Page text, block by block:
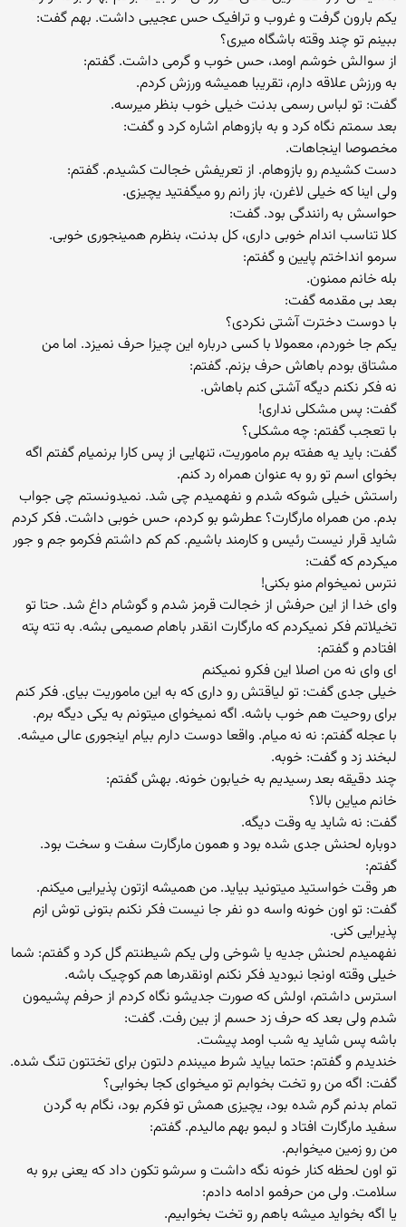
یکم بارون گرفت و غروب و ترافیک حس عجیبی داشت. بهم گفت:
ببینم تو چند وقته باشگاه میری؟
از سوالش خوشم اومد، حس خوب و گرمی داشت. گفتم:
به ورزش علاقه دارم، تقریبا همیشه ورزش کردم.
گفت: تو لباس رسمی بدنت خیلی خوب بنظر میرسه.
بعد سمتم نگاه کرد و به بازوهام اشاره کرد و گفت:
مخصوصا اینجاهات.
دست کشیدم رو بازوهام. از تعریفش خجالت کشیدم. گفتم:
ولی اینا که خیلی لاغرن، باز رانم رو میگفتید یچیزی.
حواسش به رانندگی بود. گفت:
کلا تناسب اندام خوبی داری، کل بدنت، بنظرم همینجوری خوبی.
سرمو انداختم پایین و گفتم:
بله خانم ممنون.
بعد بی مقدمه گفت:
با دوست دخترت آشتی نکردی؟
یکم جا خوردم، معمولا با کسی درباره این چیزا حرف نمیزد. اما من
مشتاق بودم باهاش حرف بزنم. گفتم:
نه فکر نکنم دیگه آشتی کنم باهاش.
گفت: پس مشکلی نداری!
با تعجب گفتم: چه مشکلی؟
گفت: باید یه هفته برم ماموریت، تنهایی از پس کارا برنمیام گفتم اگه
بخوای اسم تو رو به عنوان همراه رد کنم.
راستش خیلی شوکه شدم و نفهمیدم چی شد. نمیدونستم چی جواب
بدم. من همراه مارگارت؟ عطرشو بو کردم، حس خوبی داشت. فکر کردم
شاید قرار نیست رئیس و کارمند باشیم. کم کم داشتم فکرمو جم و جور
میکردم که گفت:
نترس نمیخوام منو بکنی!
وای خدا از این حرفش از خجالت قرمز شدم و گوشام داغ شد. حتا تو
تخیلاتم فکر نمیکردم که مارگارت انقدر باهام صمیمی بشه. به تته پته
افتادم و گفتم:
ای وای نه من اصلا این فکرو نمیکنم
خیلی جدی گفت: تو لیاقتش رو داری که به این ماموریت بیای. فکر کنم
برای روحیت هم خوب باشه. اگه نمیخوای میتونم به یکی دیگه برم.
با عجله گفتم: نه نه میام. واقعا دوست دارم بیام اینجوری عالی میشه.
لبخند زد و گفت: خوبه.
چند دقیقه بعد رسیدیم به خیابون خونه‌. بهش گفتم:
خانم میاین بالا؟
گفت: نه شاید یه وقت دیگه.
دوباره لحنش جدی شده بود و همون مارگارت سفت و سخت بود.
گفتم:
هر وقت خواستید میتونید بیاید. من همیشه ازتون پذیرایی میکنم.
گفت: تو اون خونه واسه دو نفر جا نیست فکر نکنم بتونی توش ازم
پذیرایی کنی.
نفهمیدم لحنش جدیه یا شوخی ولی یکم شیطنتم گل کرد و گفتم: شما
خیلی وقته اونجا نبودید فکر نکنم اونقدرها هم کوچیک باشه.
استرس داشتم، اولش که صورت جدیشو نگاه کردم از حرفم پشیمون
شدم ولی بعد که حرف زد حسم از بین رفت. گفت:
باشه پس شاید یه شب اومد پیشت.
خندیدم و گفتم: حتما بیاید شرط میبندم دلتون برای تختتون تنگ شده.
گفت: اگه من رو تخت بخوابم تو میخوای کجا بخوابی؟
تمام بدنم گرم شده بود، یچیزی همش تو فکرم بود، نگام به گردن
سفید مارگارت افتاد و لبمو بهم مالیدم. گفتم:
من رو زمین میخوابم.
تو اون لحظه کنار خونه نگه داشت و سرشو تکون داد که یعنی برو به
سلامت. ولی من حرفمو ادامه دادم:
یا اگه بخواید میشه باهم رو تخت بخوابیم.